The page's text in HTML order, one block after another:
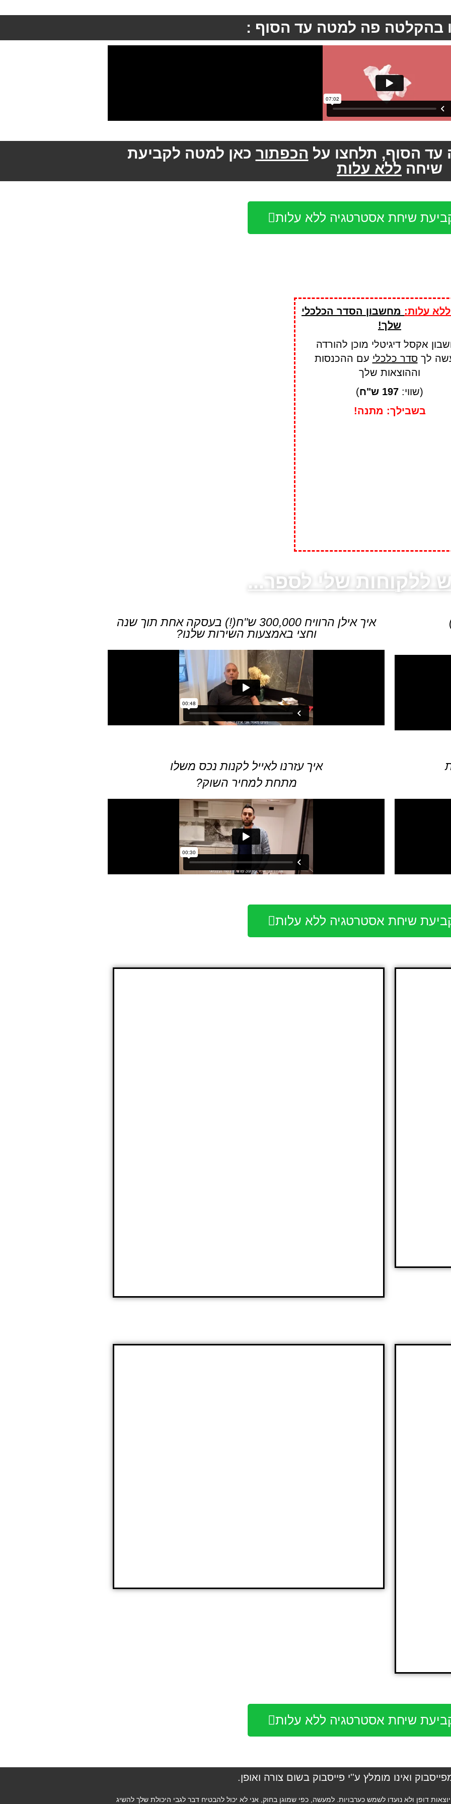
בהקלטה פה למטה עד הסוף :
הסוף, תלחצו על הכפתור כאן למטה לקביעת
שיחה ללא עלות
שיחת אסטרטגיה ללא עלות
ללא עלות: מחשבון הסדר הכלכלי
שלך!
אקסל דיגיטלי מוכן להורדה
לך סדר כלכלי עם ההכנסות
וההוצאות שלך
(שווי: 197 ש"ח
)
בשבילך: מתנה!
ללקוחות שלי לספר...
איך אילן הרוויח 300,000 ש"ח(!) בעסקה אחת תוך שנה
וחצי באמצעות השירות שלנו?
איך עזרנו לאייל לקנות נכס משלו
מתחת למחיר השוק?
שיחת אסטרטגיה ללא עלות
שיחת אסטרטגיה ללא עלות
ואינו מומלץ ע''י פייסבוק בשום צורה ואופן.
דופן ולא נועדו לשמש כערבויות. למעשה, כפי שמוגן בחוק, אני לא יכול להבטיח דבר לגבי היכולת שלך להשיג